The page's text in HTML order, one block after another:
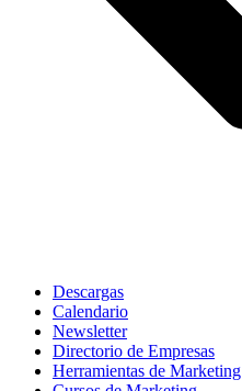
Descargas
Calendario
Newsletter
Directorio de Empresas
Herramientas de Marketing